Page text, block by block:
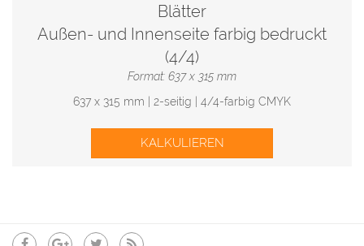
Blätter
Außen- und Innenseite farbig bedruckt
(4/4)
Format: 637 x 315 mm
637 x 315 mm | 2-seitig | 4/4-farbig CMYK
KALKULIEREN